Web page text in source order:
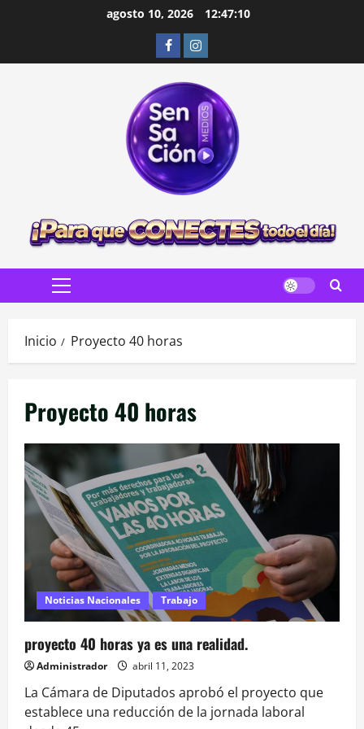
agosto 10, 2026 12:47:11
FacebookInstagram
Menú
Inicio Proyecto 40 horas
Proyecto 40 horas
Noticias Nacionales Trabajo
proyecto 40 horas ya es una realidad.
Administrador abril 11, 2023
La Cámara de Diputados aprobó el proyecto que
establece una reducción de la jornada laboral